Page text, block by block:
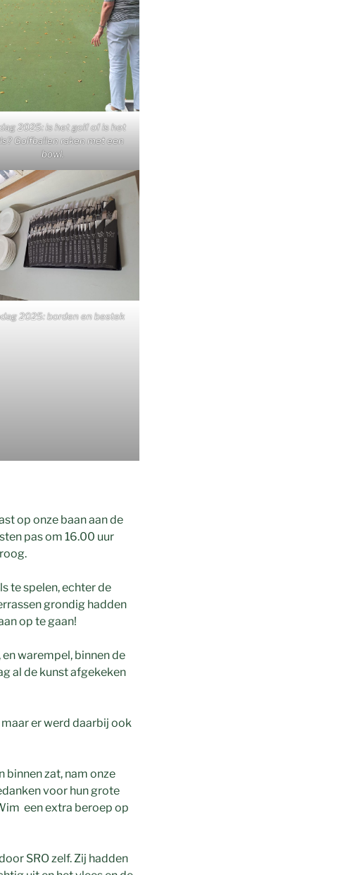
2025: is het golf of is het
Golfballen raken met een
bowl.
2025: borden en bestek
op onze baan aan de
pas om 16.00 uur
te spelen, echter de
grondig hadden
op te gaan!
warempel, binnen de
al de kunst afgekeken
er werd daarbij ook
binnen zat, nam onze
voor hun grote
een extra beroep op
SRO zelf. Zij hadden